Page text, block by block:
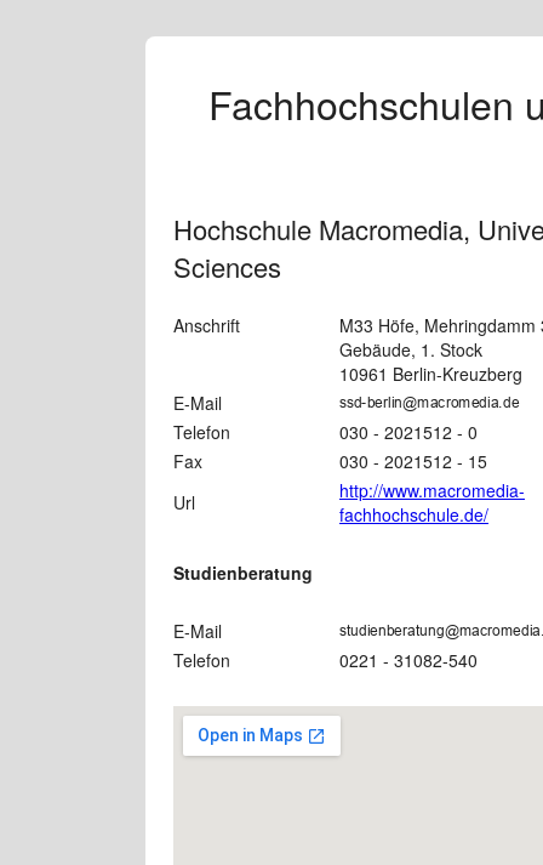
Fachhochschulen
Hochschule Macromedia,
Sciences
Anschrift
M33 Höfe, Mehringdamm
Gebäude, 1. Stock
10961 Berlin-Kreuzberg
E-Mail
Telefon
030 - 2021512 - 0
Fax
030 - 2021512 - 15
Url
http://www.macromedia-
fachhochschule.de/
Studienberatung
E-Mail
Telefon
0221 - 31082-540